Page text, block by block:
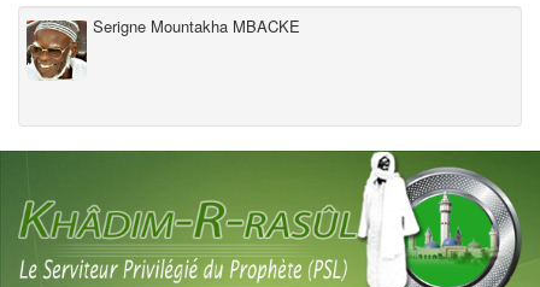
Serigne Mountakha MBACKE